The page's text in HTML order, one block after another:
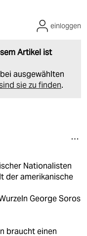
Artikel ist
ausgewählten
sie zu finden.
einloggen
Nationalisten
der amerikanische
George Soros
braucht einen